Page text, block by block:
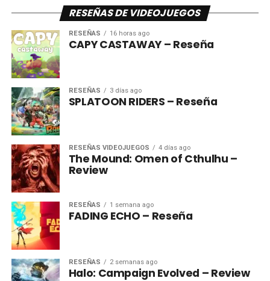
RESEÑAS DE VIDEOJUEGOS
RESEÑAS 16 horas ago
CAPY CASTAWAY – Reseña
RESEÑAS 3 días ago
SPLATOON RIDERS – Reseña
RESEÑAS VIDEOJUEGOS 4 días ago
The Mound: Omen of Cthulhu –
Review
RESEÑAS 1 semana ago
FADING ECHO – Reseña
RESEÑAS 2 semanas ago
Halo: Campaign Evolved – Review